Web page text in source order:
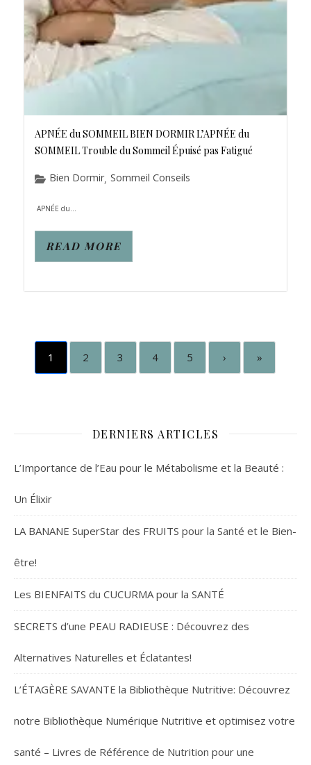
APNÉE du SOMMEIL BIEN DORMIR L’APNÉE du
SOMMEIL Trouble du Sommeil Épuisé pas Fatigué
Bien Dormir, Sommeil Conseils
APNÉE du...
READ MORE
1 2 3 4 5 › »
DERNIERS ARTICLES
L’Importance de l’Eau pour le Métabolisme et la Beauté :
Un Élixir
LA BANANE SuperStar des FRUITS pour la Santé et le Bien-
être!
Les BIENFAITS du CUCURMA pour la SANTÉ
SECRETS d’une PEAU RADIEUSE : Découvrez des
Alternatives Naturelles et Éclatantes!
L’ÉTAGÈRE SAVANTE la Bibliothèque Nutritive: Découvrez
notre Bibliothèque Numérique Nutritive et optimisez votre
santé – Livres de Référence de Nutrition pour une